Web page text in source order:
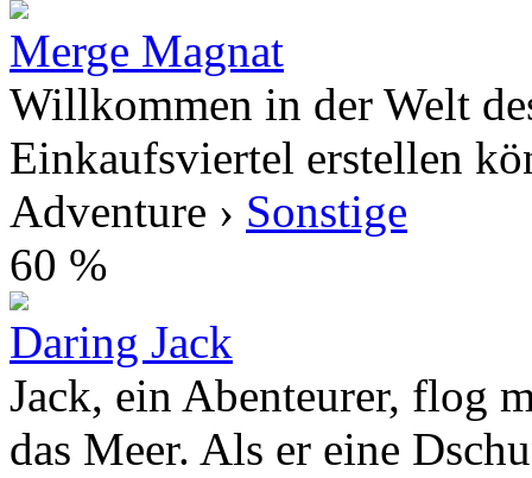
Merge Magnat
Willkommen in der Welt
Einkaufsviertel erstellen
Adventure › Sonstige
60 %
Daring Jack
Jack, ein Abenteurer, flog
das Meer. Als er eine